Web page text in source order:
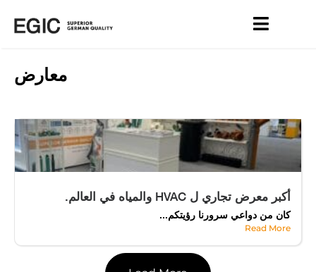
معارض
أكبر معرض تجاري ل HVAC والمياه في العالم.
كان من دواعي سرورنا رؤيتكم...
Read More